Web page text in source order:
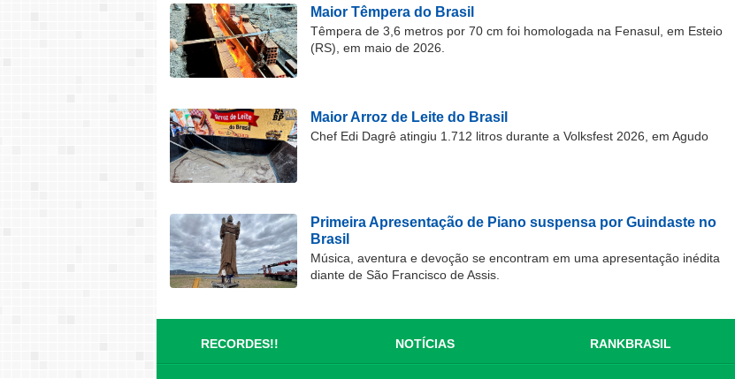
Maior Têmpera do Brasil
Têmpera de 3,6 metros por 70 cm foi homologada na Fenasul, em Esteio
(RS), em maio de 2026.
Maior Arroz de Leite do Brasil
Chef Edi Dagrê atingiu 1.712 litros durante a Volksfest 2026, em Agudo
Primeira Apresentação de Piano suspensa por Guindaste no
Brasil
Música, aventura e devoção se encontram em uma apresentação inédita
diante de São Francisco de Assis.
RECORDES!! NOTÍCIAS RANKBRASIL